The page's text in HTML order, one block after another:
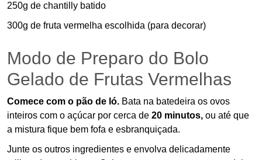
250g de chantilly batido
300g de fruta vermelha escolhida (para decorar)
Modo de Preparo do Bolo
Gelado de Frutas Vermelhas
Comece com o pão de ló. Bata na batedeira os ovos
inteiros com o açúcar por cerca de 20 minutos, ou até que
a mistura fique bem fofa e esbranquiçada.
Junte os outros ingredientes e envolva delicadamente